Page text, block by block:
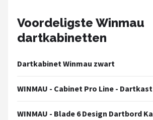
ABC Darts
Harrows
KOTO
Voordeligste Winmau
dartkabinetten
Dartkabinet Winmau zwart
WINMAU - Cabinet Pro Line - Dartkast
WINMAU - Blade 6 Design Dartbord